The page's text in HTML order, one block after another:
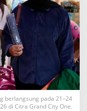
berlangsung pada 21–24
di Citra Grand City One.